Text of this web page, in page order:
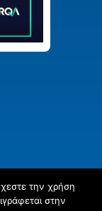
Created
την χρήση
στην